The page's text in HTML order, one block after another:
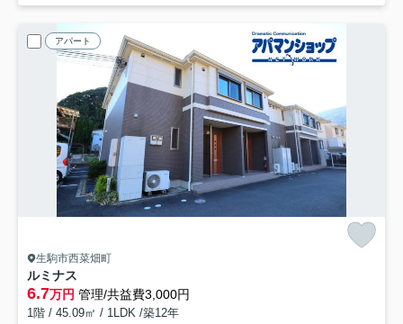
アパート
生駒市西菜畑町
ルミナス
6.7万円 管理/共益費3,000円
1階 / 45.09㎡ / 1LDK /築12年